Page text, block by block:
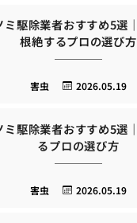
ミ駆除業者おすすめ5選
根絶するプロの選び方
2026.05.19
害虫
ミ駆除業者おすすめ5選
るプロの選び方
2026.05.19
害虫